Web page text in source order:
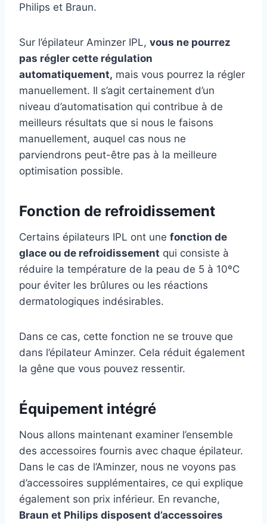
Philips et Braun.
Sur l’épilateur Aminzer IPL, vous ne pourrez
pas régler cette régulation
automatiquement, mais vous pourrez la régler
manuellement. Il s’agit certainement d’un
niveau d’automatisation qui contribue à de
meilleurs résultats que si nous le faisons
manuellement, auquel cas nous ne
parviendrons peut-être pas à la meilleure
optimisation possible.
Fonction de refroidissement
Certains épilateurs IPL ont une fonction de
glace ou de refroidissement qui consiste à
réduire la température de la peau de 5 à 10ºC
pour éviter les brûlures ou les réactions
dermatologiques indésirables.
Dans ce cas, cette fonction ne se trouve que
dans l’épilateur Aminzer. Cela réduit également
la gêne que vous pouvez ressentir.
Équipement intégré
Nous allons maintenant examiner l’ensemble
des accessoires fournis avec chaque épilateur.
Dans le cas de l’Aminzer, nous ne voyons pas
d’accessoires supplémentaires, ce qui explique
également son prix inférieur. En revanche,
Braun et Philips disposent d’accessoires